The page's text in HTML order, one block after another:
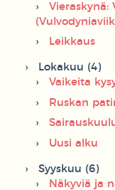
Vieraskynä:
Leikkaus
Lokakuu (4)
Vaikeita
Ruskan
Uusi alku
Syyskuu (6)
Näkyviä ja